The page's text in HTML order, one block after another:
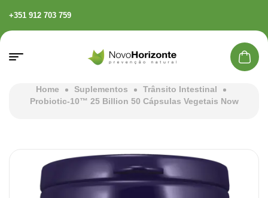
+351 912 703 759
Home Suplementos
Trânsito Intestinal
Probiotic-10™ 25 Billion 50 Cápsulas Vegetais Now